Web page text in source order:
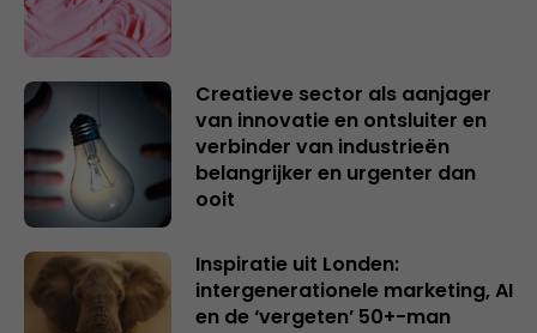
Creatieve sector als aanjager
van innovatie en ontsluiter en
verbinder van industrieën
belangrijker en urgenter dan
ooit
Inspiratie uit Londen:
intergenerationele marketing, AI
en de ‘vergeten’ 50+-man